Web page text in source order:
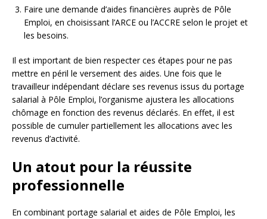
Faire une demande d’aides financières auprès de Pôle
Emploi, en choisissant l’ARCE ou l’ACCRE selon le projet et
les besoins.
Il est important de bien respecter ces étapes pour ne pas
mettre en péril le versement des aides. Une fois que le
travailleur indépendant déclare ses revenus issus du portage
salarial à Pôle Emploi, l’organisme ajustera les allocations
chômage en fonction des revenus déclarés. En effet, il est
possible de cumuler partiellement les allocations avec les
revenus d’activité.
Un atout pour la réussite
professionnelle
En combinant portage salarial et aides de Pôle Emploi, les